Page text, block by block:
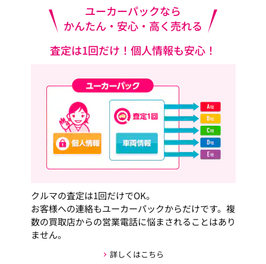
ユーカーパックなら
かんたん・安心・高く売れる
査定は1回だけ！個人情報も安心！
クルマの査定は1回だけでOK。
お客様への連絡もユーカーパックからだけです。複
数の買取店からの営業電話に悩まされることはあり
ません。
詳しくはこちら